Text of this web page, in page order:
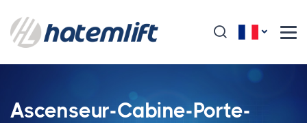
Ascenseur-Cabine-Porte-